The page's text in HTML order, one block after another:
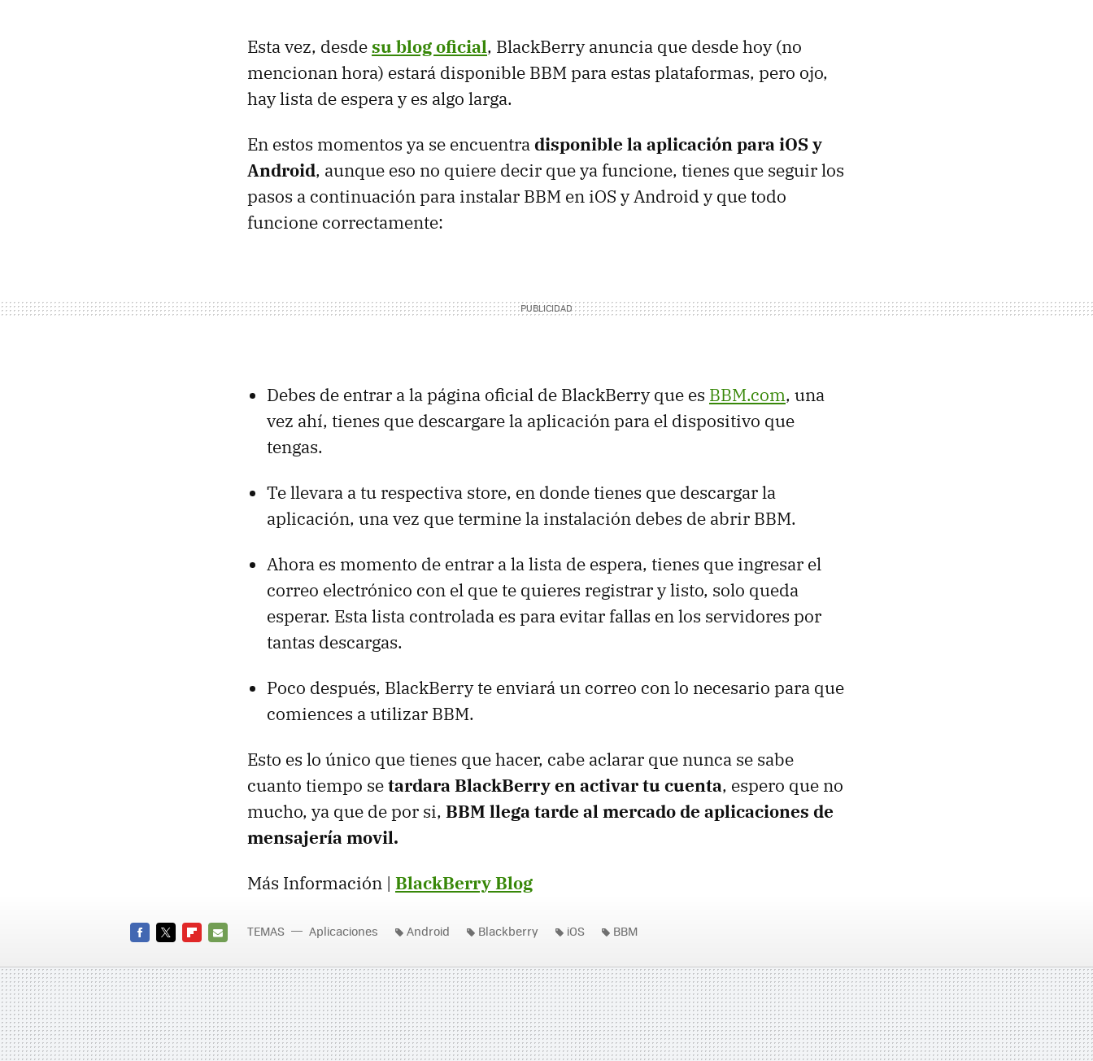
Esta vez, desdesu blog oficial, BlackBerry anuncia que desde hoy (no
mencionan hora) estará disponible BBM para estas plataformas, pero ojo,
hay lista de espera y es algo larga.
En estos momentos ya se encuentradisponible la aplicación para iOS y
Android, aunque eso no quiere decir que ya funcione, tienes que seguir los
pasos a continuación para instalar BBM en iOS y Android y que todo
funcione correctamente:
Debes de entrar a la página oficial de BlackBerry que es BBM.com, una
vez ahí, tienes que descargare la aplicación para el dispositivo que
tengas.
Te llevara a tu respectiva store, en donde tienes que descargar la
aplicación, una vez que termine la instalación debes de abrir BBM.
Ahora es momento de entrar a la lista de espera, tienes que ingresar el
correo electrónico con el que te quieres registrar y listo, solo queda
esperar. Esta lista controlada es para evitar fallas en los servidores por
tantas descargas.
Poco después, BlackBerry te enviará un correo con lo necesario para que
comiences a utilizar BBM.
Esto es lo único que tienes que hacer, cabe aclarar que nunca se sabe
cuanto tiempo setardara BlackBerry en activar tu cuenta, espero que no
mucho, ya que de por si, BBM llega tarde al mercado de aplicaciones de
mensajería movil.
Más Información | BlackBerry Blog
MAIL
TEMAS Aplicaciones Android Blackberry iOS BBM